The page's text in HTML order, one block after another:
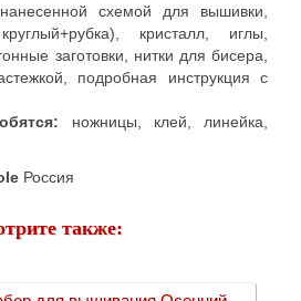
схемой для вышивки,
кристалл, иглы,
заготовки, нитки для бисера,
подробная инструкция с
ножницы, клей, линейка,
Россия
также: